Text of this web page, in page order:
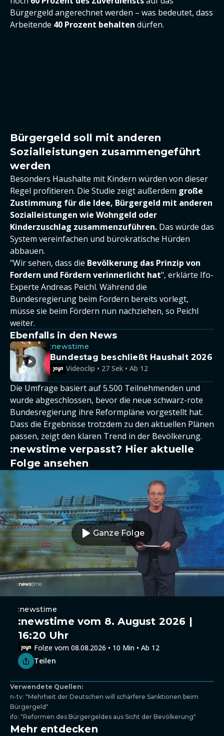
Bürgergeld angerechnet werden – was bedeutet, dass
Arbeitende 40 Prozent behalten dürfen.
Bürgergeld soll mit anderen
Sozialleistungen zusammengeführt
werden
Besonders Haushalte mit Kindern würden von dieser
Regel profitieren. Die Studie zeigt außerdem große
Zustimmung für die Idee, Bürgergeld mit anderen
Sozialleistungen wie Wohngeld oder
Kinderzuschlag zusammenzuführen. Das würde das
System vereinfachen und bürokratische Hürden
abbauen.
"Wir sehen, dass die Bevölkerung das Prinzip von
Fordern und Fördern verinnerlicht hat", erklärte Ifo-
Experte Andreas Peichl. Während die
Bundesregierung beim Fordern bereits vorlegt,
müsse sie beim Fördern nun nachziehen, so Peichl
weiter.
Ebenfalls in den News
:newstime
Bundestag beschließt Haushalt 2026
Videoclip • 27 Sek • Ab 12
Die Umfrage basiert auf 5.500 Teilnehmenden und
wurde abgeschlossen, bevor die neue schwarz-rote
Bundesregierung ihre Reformpläne vorgestellt hat.
Dass die Ergebnisse trotzdem zu den aktuellen Plänen
passen, zeigt den klaren Trend in der Bevölkerung.
:newstime verpasst? Hier aktuelle
Folge ansehen
Ganze Folge
:newstime
:newstime vom 8. August 2026 |
16:20 Uhr
Folge vom 08.08.2026 • 10 Min • Ab 12
Teilen
Verwendete Quellen:
n-tv: "Mehrheit der Deutschen will schärfere Sanktionen beim
Bürgergeld"
ifo: "Reformen des Bürgergeldes aus Sicht der Bevölkerung"
Mehr entdecken